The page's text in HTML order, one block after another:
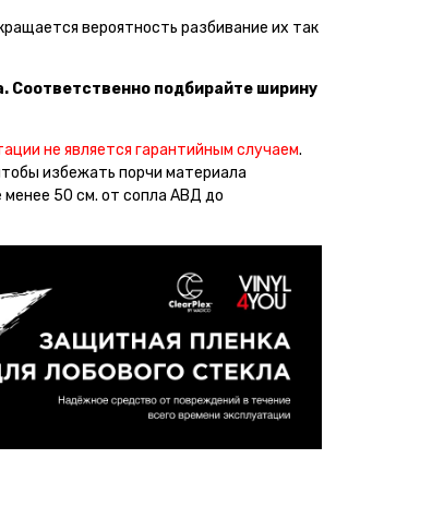
вероятность разбивание их так
Соответственно подбирайте ширину
не является гарантийным случаем.
избежать порчи материала
50 см. от сопла АВД до